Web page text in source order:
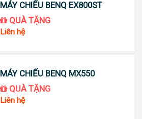
MÁY CHIẾU BENQ EX800ST
QUÀ TẶNG
Liên hệ
MÁY CHIẾU BENQ MX550
QUÀ TẶNG
Liên hệ